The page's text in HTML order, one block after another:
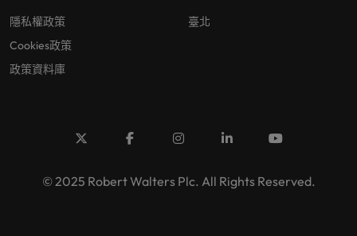
隱私權政策
Cookies政策
政策資料庫
臺北
© 2025 Robert Walters Plc. All Rights Reserved.